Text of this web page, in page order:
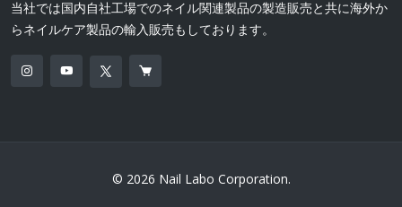
当社では国内自社工場でのネイル関連製品の製造販売と共に海外か
らネイルケア製品の輸入販売もしております。
© 2026 Nail Labo Corporation.